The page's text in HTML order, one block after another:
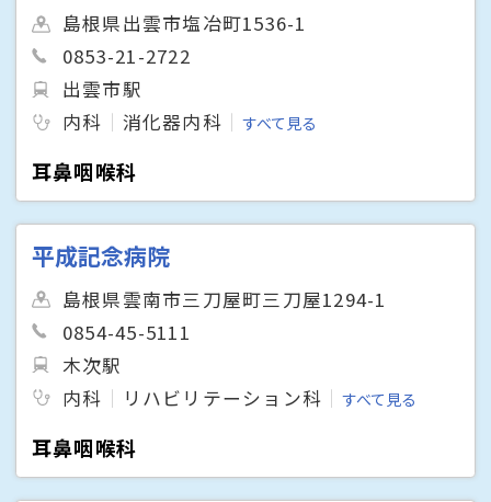
島根県出雲市塩冶町1536-1
0853-21-2722
出雲市駅
内科
消化器内科 すべて見る
耳鼻咽喉科
平成記念病院
島根県雲南市三刀屋町三刀屋1294-1
0854-45-5111
木次駅
内科
リハビリテーション科 すべて見る
耳鼻咽喉科